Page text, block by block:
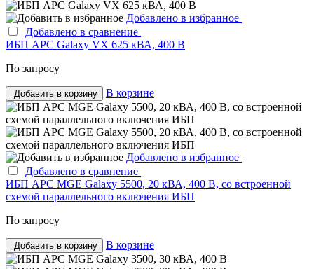
Добавлено в избранное
Добавлено в сравнение
ИБП APC Galaxy VX 625 кВА, 400 В
По запросу
Добавить в корзину В корзине
Добавлено в избранное
Добавлено в сравнение
ИБП APC MGE Galaxy 5500, 20 кВА, 400 В, со встроенной
схемой параллельного включения ИБП
По запросу
Добавить в корзину В корзине